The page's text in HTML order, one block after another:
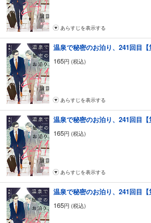
あらすじを表示する
温泉で秘密のお泊り、241回目【
165円 (税込)
あらすじを表示する
温泉で秘密のお泊り、241回目【
165円 (税込)
あらすじを表示する
温泉で秘密のお泊り、241回目【
165円 (税込)